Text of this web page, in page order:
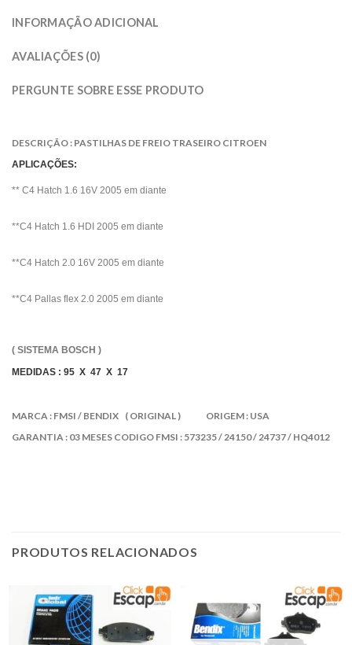
INFORMAÇÃO ADICIONAL
AVALIAÇÕES (0)
PERGUNTE SOBRE ESSE PRODUTO
DESCRIÇÃO : PASTILHAS DE FREIO TRASEIRO CITROEN
APLICAÇÕES:
** C4 Hatch 1.6 16V 2005 em diante
**C4 Hatch 1.6 HDI 2005 em diante
**C4 Hatch 2.0 16V 2005 em diante
**C4 Pallas flex 2.0 2005 em diante
( SISTEMA BOSCH )
MEDIDAS : 95 X 47 X 17
MARCA : FMSI / BENDIX ( ORIGINAL ) ORIGEM : USA
GARANTIA : 03 MESES CODIGO FMSI : 573235 / 24150 / 24737 / HQ4012
PRODUTOS RELACIONADOS